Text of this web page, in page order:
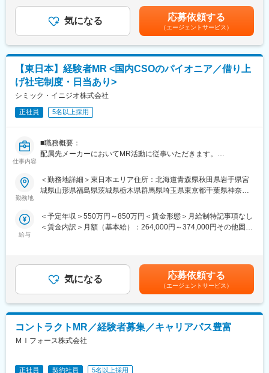
年代のMRの方が活躍されています。
■中途入社社員の年収例
・入社3年目（MR経験者）28歳：642万（月給＋日当＋住宅手
当）
・入社5年目（MR経験者）33歳：712万（月給＋日当＋住宅手
当）
変更の範囲：会社の定める業務
MR（医薬情報担当者）として、ドクターや医薬品卸へ訪問、医薬
品に関する情報提供を行います。
＜MRとは＞
医薬品販売に際し、医師への医薬品の効果、効能、副作用を情報
提供がミッションです。
医薬品は「どの成分に、どのような効果があって、誰に使うと良
いのか」などの情報が付加されて、初めて効果的に使うことがで
きます。医師への適切な医薬品情報の提供を通じて、患者さんの
治療、地域医療課題に貢献することができます。
・入社から3か月間：座学研修（導入教育）のみ
└医薬品や医療業界、営業方法についての知識を身につけます。
わせて行う、MR認定試験に100％を担保する対策講座がありま
す。
★入社同期がいるため、一緒に頑張れる環境です！専門性の高い
営業職が目指せます。
＜安定性＞
・誰にとっても必要不可欠な医療業界は、景気の影響に左右され
にくく、安定した売上を誇っています。
・当社は、東証プライム上場以来、10期連続で増収中のクオール
グループに属しており、主力事業を担っています。
＜社会貢献度の高さ＞
自身の売上・営業活動が患者さんのQOLの向上や病気から救うこ
＜頑張りは適切に評価＞
どを考慮し、規定により決定します。※年収の他に別途日当（月額
3～4万円）・諸手当有昇給：年1回★頑張りに応じて年収UP★赴
任先の評価次第で大幅に年収をUPできます。（年2回業績給改
定）賃金はあくまでも目安の金額であり、選考を通じて上下する
可能性があります。月給(月額)は固定手当を含めた表記です。
気になる 応募依頼する
（エージェントサービス）
【東日本】経験者MR <国内CSOのパイオニア／借り上
げ社宅制度・日当あり>
シミック・イニジオ株式会社
正社員 5名以上採用
仕事内容
■職務概要：
配属先メーカーにおいてMR活動に従事いただきます。
■新薬プロジェクト95％超／常時60以上のプロジェクトが稼働
プロジェクトの数やバリエーションはキャリア形成に直結するた
業規模、製品領域などのバランスを考慮しながら、常時60以上の
プロジェクトが稼働しています。
■年齢も経験も多様な人財が活躍
シミック・イニジオはほぼ全員が中途採用です。それぞれ異なる
バックグラウンドを持ち、その経験を活かして活動しています。
社員の年齢分布も幅広く、20代～60代まで在籍しています。社員
の経験の多様性は、変革期にある製薬業界にあって、私たちの事
業を支える重要な要素です。
シミック・イニジオにとってサービス品質の源泉となるのは人財
勤務地
＜勤務地詳細＞東日本エリア住所：北海道青森県秋田県岩手県宮
城県山形県福島県茨城県栃木県群馬県埼玉県東京都千葉県神奈川
全面禁煙
給与
＜予定年収＞550万円～850万円＜賃金形態＞月給制特記事項なし
＜賃金内訳＞月額（基本給）：264,000円～374,000円その他固定
を全額支給 ■賞与年2回（昨年度実績4.2ヶ月）、報酬改定年1回■
全国勤務が可能な方は、初回給与時に30万円の一時金を支給賃金
はあくまでも目安の金額であり、選考を通じて上下する可能性が
あります。月給(月額)は固定手当を含めた表記です。
気になる 応募依頼する
（エージェントサービス）
コントラクトMR／経験者募集／キャリアパス豊富
ＭＩフォース株式会社
正社員 契約社員 5名以上採用